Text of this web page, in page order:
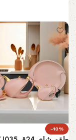
-10%